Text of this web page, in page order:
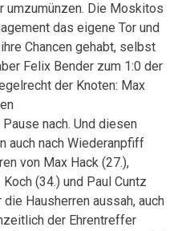
umzumünzen. Die Moskitos
das eigene Tor und
Chancen gehabt, selbst
Felix Bender zum 1:0 der
der Knoten: Max
nach. Und diesen
auch nach Wiederanpfiff
von Max Hack (27.),
(34.) und Paul Cuntz
Hausherren aussah, auch
der Ehrentreffer